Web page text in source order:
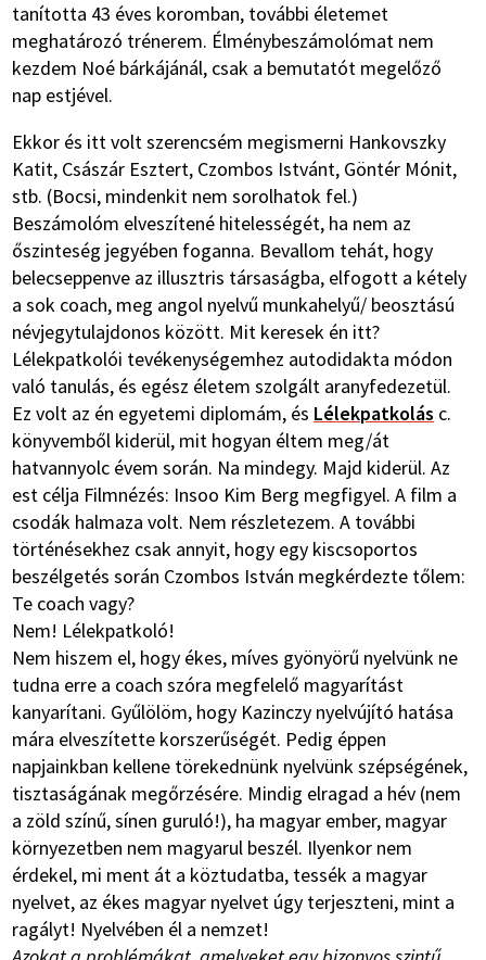
tanította 43 éves koromban, további életemet
meghatározó trénerem. Élménybeszámolómat nem
kezdem Noé bárkájánál, csak a bemutatót megelőző
nap estjével.
Ekkor és itt volt szerencsém megismerni Hankovszky
Katit, Császár Esztert, Czombos Istvánt, Göntér Mónit,
stb. (Bocsi, mindenkit nem sorolhatok fel.)
Beszámolóm elveszítené hitelességét, ha nem az
őszinteség jegyében foganna. Bevallom tehát, hogy
belecseppenve az illusztris társaságba, elfogott a kétely
a sok coach, meg angol nyelvű munkahelyű/ beosztású
névjegytulajdonos között. Mit keresek én itt?
Lélekpatkolói tevékenységemhez autodidakta módon
való tanulás, és egész életem szolgált aranyfedezetül.
Ez volt az én egyetemi diplomám, és Lélekpatkolás c.
könyvemből kiderül, mit hogyan éltem meg/át
hatvannyolc évem során. Na mindegy. Majd kiderül. Az
est célja Filmnézés: Insoo Kim Berg megfigyel. A film a
csodák halmaza volt. Nem részletezem. A további
történésekhez csak annyit, hogy egy kiscsoportos
beszélgetés során Czombos István megkérdezte tőlem:
Te coach vagy?
Nem! Lélekpatkoló!
Nem hiszem el, hogy ékes, míves gyönyörű nyelvünk ne
tudna erre a coach szóra megfelelő magyarítást
kanyarítani. Gyűlölöm, hogy Kazinczy nyelvújító hatása
mára elveszítette korszerűségét. Pedig éppen
napjainkban kellene törekednünk nyelvünk szépségének,
tisztaságának megőrzésére. Mindig elragad a hév (nem
a zöld színű, sínen guruló!), ha magyar ember, magyar
környezetben nem magyarul beszél. Ilyenkor nem
érdekel, mi ment át a köztudatba, tessék a magyar
nyelvet, az ékes magyar nyelvet úgy terjeszteni, mint a
ragályt! Nyelvében él a nemzet!